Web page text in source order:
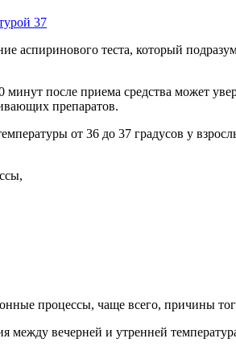
37
аспиринового теста, который
минут после приема средства может
препаратов.
от 36 до 37 градусов у
процессы, чаще всего, причины
между вечерней и утренней